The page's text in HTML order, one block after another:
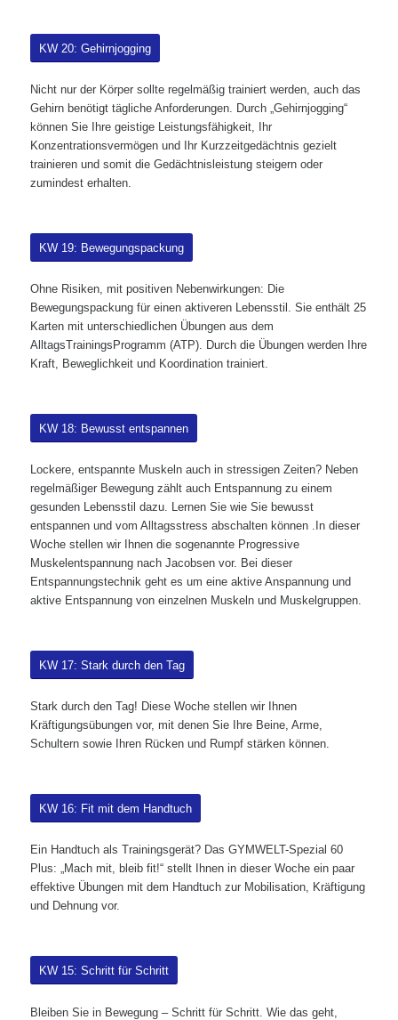
KW 20: Gehirnjogging
Nicht nur der Körper sollte regelmäßig trainiert werden, auch das
Gehirn benötigt tägliche Anforderungen. Durch „Gehirnjogging“
können Sie Ihre geistige Leistungsfähigkeit, Ihr
Konzentrationsvermögen und Ihr Kurzzeitgedächtnis gezielt
trainieren und somit die Gedächtnisleistung steigern oder
zumindest erhalten.
KW 19: Bewegungspackung
Ohne Risiken, mit positiven Nebenwirkungen: Die
Bewegungspackung für einen aktiveren Lebensstil. Sie enthält 25
Karten mit unterschiedlichen Übungen aus dem
AlltagsTrainingsProgramm (ATP). Durch die Übungen werden Ihre
Kraft, Beweglichkeit und Koordination trainiert.
KW 18: Bewusst entspannen
Lockere, entspannte Muskeln auch in stressigen Zeiten? Neben
regelmäßiger Bewegung zählt auch Entspannung zu einem
gesunden Lebensstil dazu. Lernen Sie wie Sie bewusst
entspannen und vom Alltagsstress abschalten können .In dieser
Woche stellen wir Ihnen die sogenannte Progressive
Muskelentspannung nach Jacobsen vor. Bei dieser
Entspannungstechnik geht es um eine aktive Anspannung und
aktive Entspannung von einzelnen Muskeln und Muskelgruppen.
KW 17: Stark durch den Tag
Stark durch den Tag! Diese Woche stellen wir Ihnen
Kräftigungsübungen vor, mit denen Sie Ihre Beine, Arme,
Schultern sowie Ihren Rücken und Rumpf stärken können.
KW 16: Fit mit dem Handtuch
Ein Handtuch als Trainingsgerät? Das GYMWELT-Spezial 60
Plus: „Mach mit, bleib fit!“ stellt Ihnen in dieser Woche ein paar
effektive Übungen mit dem Handtuch zur Mobilisation, Kräftigung
und Dehnung vor.
KW 15: Schritt für Schritt
Bleiben Sie in Bewegung – Schritt für Schritt. Wie das geht,